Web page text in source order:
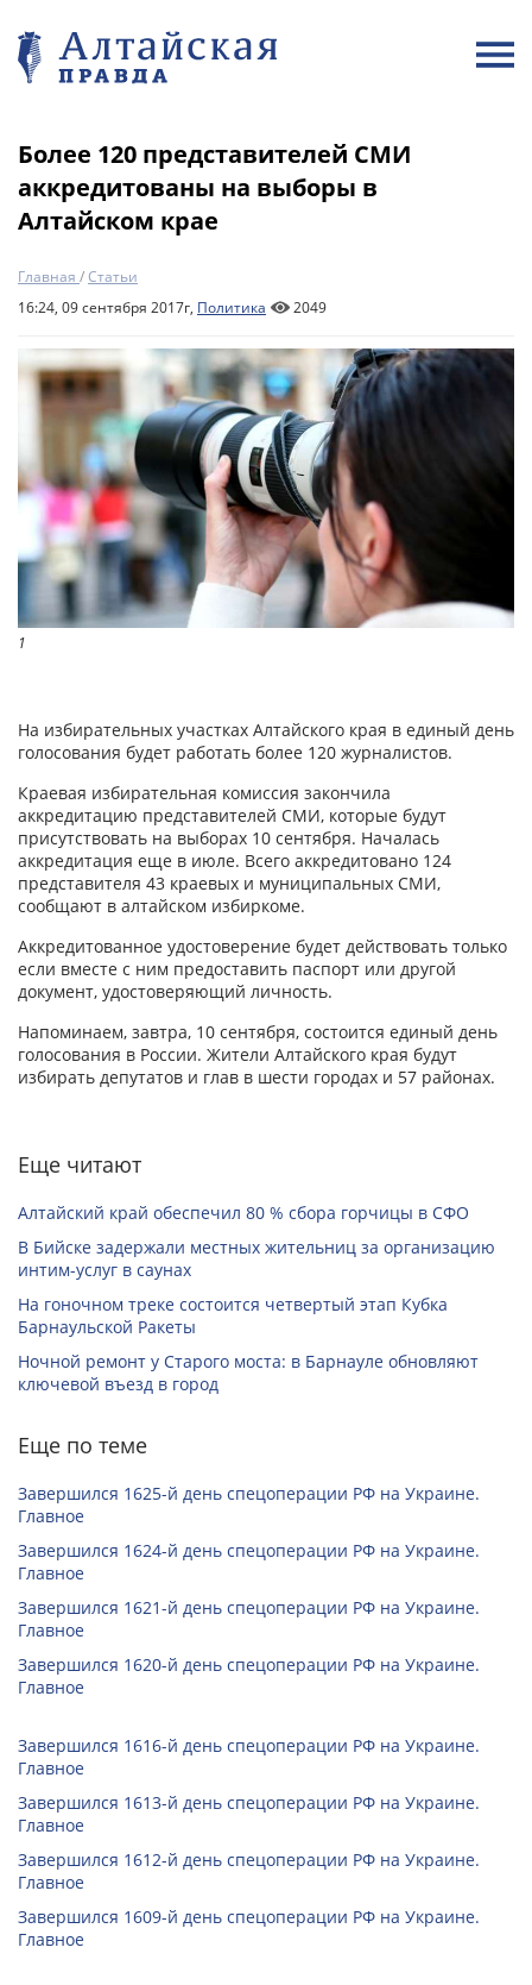
Более 120 представителей СМИ
аккредитованы на выборы в
Алтайском крае
Главная /Статьи
16:24, 09 сентября 2017г, Политика 2049
1
На избирательных участках Алтайского края в единый день
голосования будет работать более 120 журналистов.
Краевая избирательная комиссия закончила
аккредитацию представителей СМИ, которые будут
присутствовать на выборах 10 сентября. Началась
аккредитация еще в июле. Всего аккредитовано 124
представителя 43 краевых и муниципальных СМИ,
сообщают в алтайском избиркоме.
Аккредитованное удостоверение будет действовать только
если вместе с ним предоставить паспорт или другой
документ, удостоверяющий личность.
Напоминаем, завтра, 10 сентября, состоится единый день
голосования в России. Жители Алтайского края будут
избирать депутатов и глав в шести городах и 57 районах.
Еще читают
Алтайский край обеспечил 80 % сбора горчицы в СФО
В Бийске задержали местных жительниц за организацию
интим-услуг в саунах
На гоночном треке состоится четвертый этап Кубка
Барнаульской Ракеты
Ночной ремонт у Старого моста: в Барнауле обновляют
ключевой въезд в город
Еще по теме
Завершился 1625-й день спецоперации РФ на Украине.
Главное
Завершился 1624-й день спецоперации РФ на Украине.
Главное
Завершился 1621-й день спецоперации РФ на Украине.
Главное
Завершился 1620-й день спецоперации РФ на Украине.
Главное
Завершился 1616-й день спецоперации РФ на Украине.
Главное
Завершился 1613-й день спецоперации РФ на Украине.
Главное
Завершился 1612-й день спецоперации РФ на Украине.
Главное
Завершился 1609-й день спецоперации РФ на Украине.
Главное